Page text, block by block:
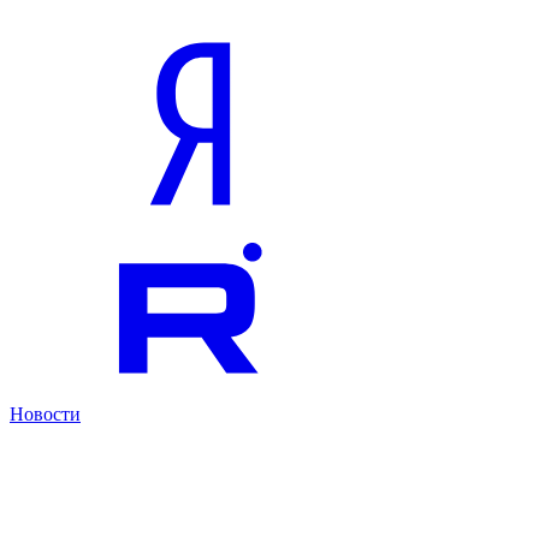
Новости